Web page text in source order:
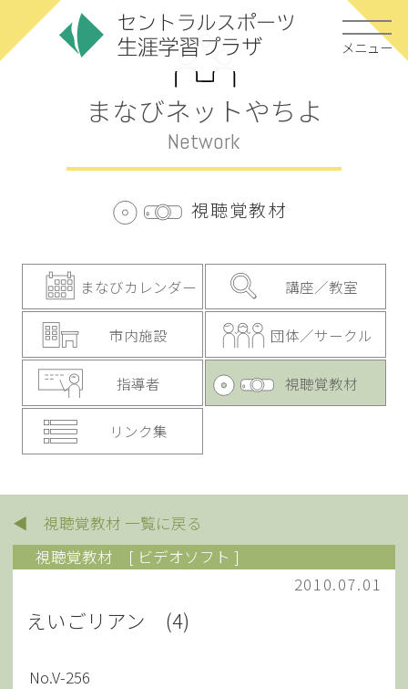
メニュー
まなびネットやちよ
Network
視聴覚教材
まなびカレンダー 講座／教室
市内施設 団体／サークル
指導者 視聴覚教材
リンク集
◀ 視聴覚教材 一覧に戻る
視聴覚教材
[ ビデオソフト ]
2010.07.01
えいごリアン (4)
No.V-256